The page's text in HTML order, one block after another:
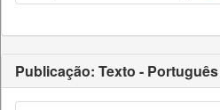
Publicação: Texto - Português